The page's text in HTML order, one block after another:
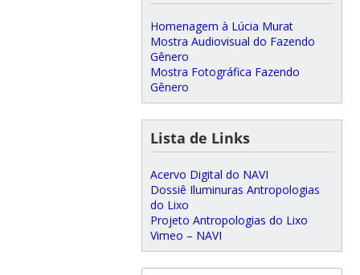
Homenagem à Lúcia Murat
Mostra Audiovisual do Fazendo
Gênero
Mostra Fotográfica Fazendo
Gênero
Lista de Links
Acervo Digital do NAVI
Dossiê Iluminuras Antropologias
do Lixo
Projeto Antropologias do Lixo
Vimeo – NAVI